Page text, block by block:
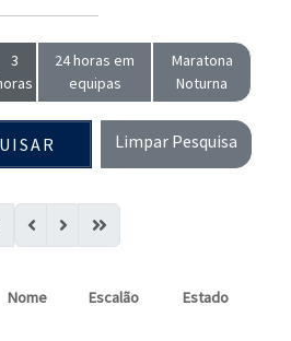
3
24 horas em
equipas
Maratona
Noturna
Limpar Pesquisa
Nome Escalão Estado